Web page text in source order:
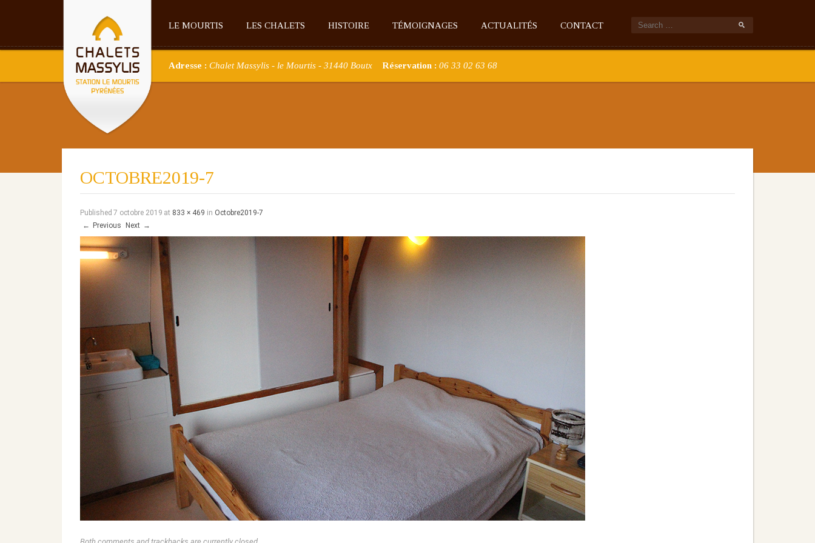
LE MOURTIS LES CHALETS HISTOIRE TÉMOIGNAGES ACTUALITÉS CONTACT
Adresse : Chalet Massylis - le Mourtis - 31440 Boutx Réservation : 06 33 02 63 68
OCTOBRE2019-7
Published 7 octobre 2019 at 833 × 469 in Octobre2019-7
←
Previous Next →